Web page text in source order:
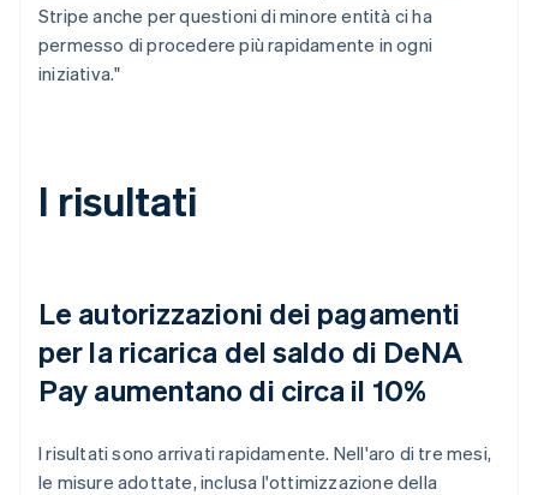
Stripe anche per questioni di minore entità ci ha
permesso di procedere più rapidamente in ogni
iniziativa."
I risultati
Le autorizzazioni dei pagamenti
per la ricarica del saldo di DeNA
Pay aumentano di circa il 10%
I risultati sono arrivati rapidamente. Nell'aro di tre mesi,
le misure adottate, inclusa l'ottimizzazione della